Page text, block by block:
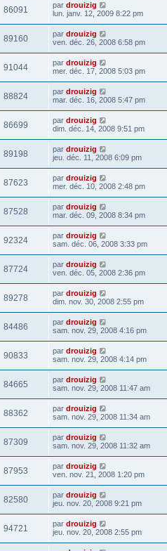
86091 par drouizig
lun. janv. 12, 2009 8:22 pm
89160 par drouizig
ven. déc. 26, 2008 6:58 pm
91044 par drouizig
mer. déc. 17, 2008 5:03 pm
88824 par drouizig
mar. déc. 16, 2008 5:47 pm
86699 par drouizig
dim. déc. 14, 2008 9:51 pm
89198 par drouizig
jeu. déc. 11, 2008 6:09 pm
87623 par drouizig
mer. déc. 10, 2008 2:48 pm
87528 par drouizig
mar. déc. 09, 2008 8:34 pm
92324 par drouizig
sam. déc. 06, 2008 3:33 pm
87724 par drouizig
ven. déc. 05, 2008 2:36 pm
89278 par drouizig
dim. nov. 30, 2008 2:55 pm
84486 par drouizig
sam. nov. 29, 2008 4:16 pm
90833 par drouizig
sam. nov. 29, 2008 4:14 pm
84665 par drouizig
sam. nov. 29, 2008 11:47 am
88362 par drouizig
sam. nov. 29, 2008 11:34 am
87309 par drouizig
sam. nov. 29, 2008 11:32 am
87953 par drouizig
ven. nov. 21, 2008 1:20 pm
82580 par drouizig
jeu. nov. 20, 2008 9:21 pm
94721 par drouizig
jeu. nov. 20, 2008 2:55 pm